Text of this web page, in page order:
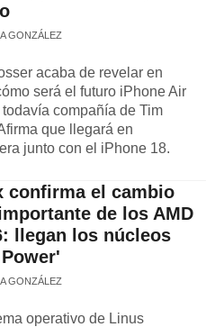
GONZÁLEZ
acaba de revelar en
será el futuro iPhone Air
todavía compañía de Tim
que llegará en
junto con el iPhone 18.
confirma el cambio
de los AMD
llegan los núcleos
GONZÁLEZ
operativo de Linus